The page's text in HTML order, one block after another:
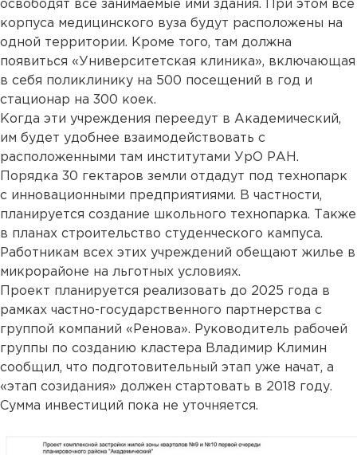
освободят все занимаемые ими здания. При этом все
корпуса медицинского вуза будут расположены на
одной территории. Кроме того, там должна
появиться «Университетская клиника», включающая
в себя поликлинику на 500 посещений в год и
стационар на 300 коек.
Когда эти учреждения переедут в Академический,
им будет удобнее взаимодействовать с
расположенными там институтами УрО РАН.
Порядка 30 гектаров земли отдадут под технопарк
с инновационными предприятиями. В частности,
планируется создание школьного технопарка. Также
в планах строительство студенческого кампуса.
Работникам всех этих учреждений обещают жилье в
микрорайоне на льготных условиях.
Проект планируется реализовать до 2025 года в
рамках частно-государственного партнерства с
группой компаний «Ренова». Руководитель рабочей
группы по созданию кластера Владимир Климин
сообщил, что подготовительный этап уже начат, а
«этап созидания» должен стартовать в 2018 году.
Сумма инвестиций пока не уточняется.